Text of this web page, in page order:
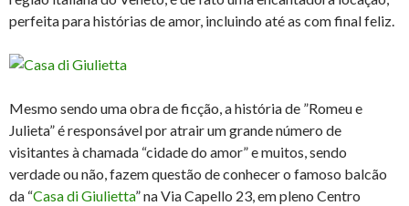
perfeita para histórias de amor, incluindo até as com final feliz.
Mesmo sendo uma obra de ficção, a história de ”Romeu e
Julieta” é responsável por atrair um grande número de
visitantes à chamada “cidade do amor” e muitos, sendo
verdade ou não, fazem questão de conhecer o famoso balcão
da “Casa di Giulietta” na Via Capello 23, em pleno Centro